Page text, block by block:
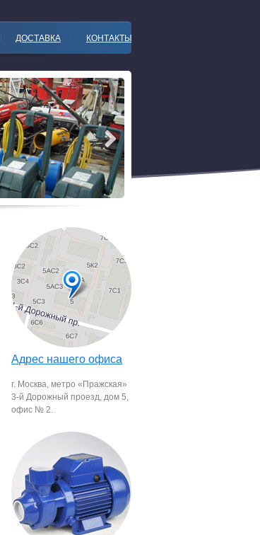
ДОСТАВКА КОНТАКТЫ
Адрес нашего офиса
г. Москва, метро «Пражская»
3-й Дорожный проезд, дом 5,
офис № 2.